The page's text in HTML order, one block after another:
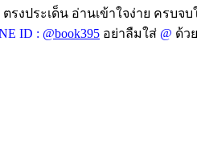
งประเด็น อ่านเข้าใจง่าย ครบจ
ID : @book395 อย่าลืมใส่ @ ด้ว